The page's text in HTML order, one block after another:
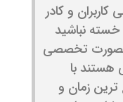
و کادر
نباشید
شبانه بصورت تخصصی
هستند با
زمان و